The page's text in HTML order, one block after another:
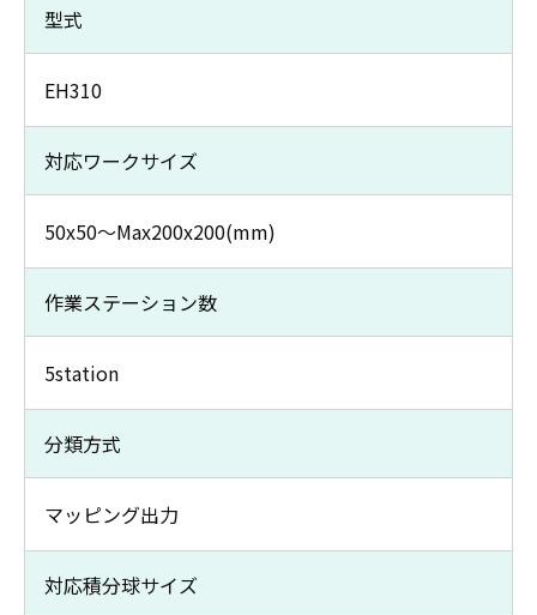
型式
EH310
対応ワークサイズ
50x50～Max200x200(mm)
作業ステーション数
5station
分類方式
マッピング出力
対応積分球サイズ